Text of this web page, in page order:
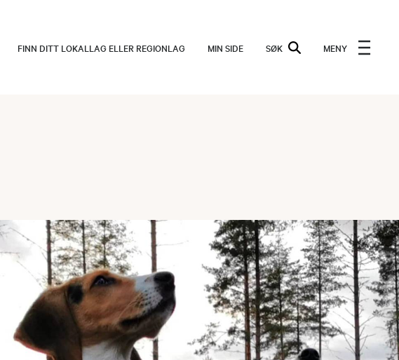
FINN DITT LOKALLAG ELLER REGIONLAG MIN SIDE SØK MENY